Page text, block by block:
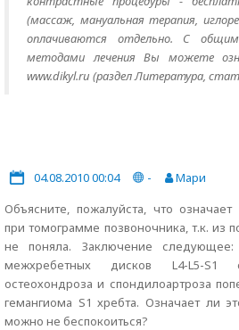
(массаж, мануальная терапия,
оплачиваются отдельно. С
методами лечения Вы можете
www.dikyl.ru (раздел Литература,
04.08.2010 00:04 -
Мари
Объясните, пожалуйста, что
при томограмме позвоночника, т.к. из
не поняла. Заключение следующее:
межхребетных дисков L4-L5-
остеохондроза и спондилоартроза
гемангиома S1 хребта. Означает ли
можно не беспокоиться?